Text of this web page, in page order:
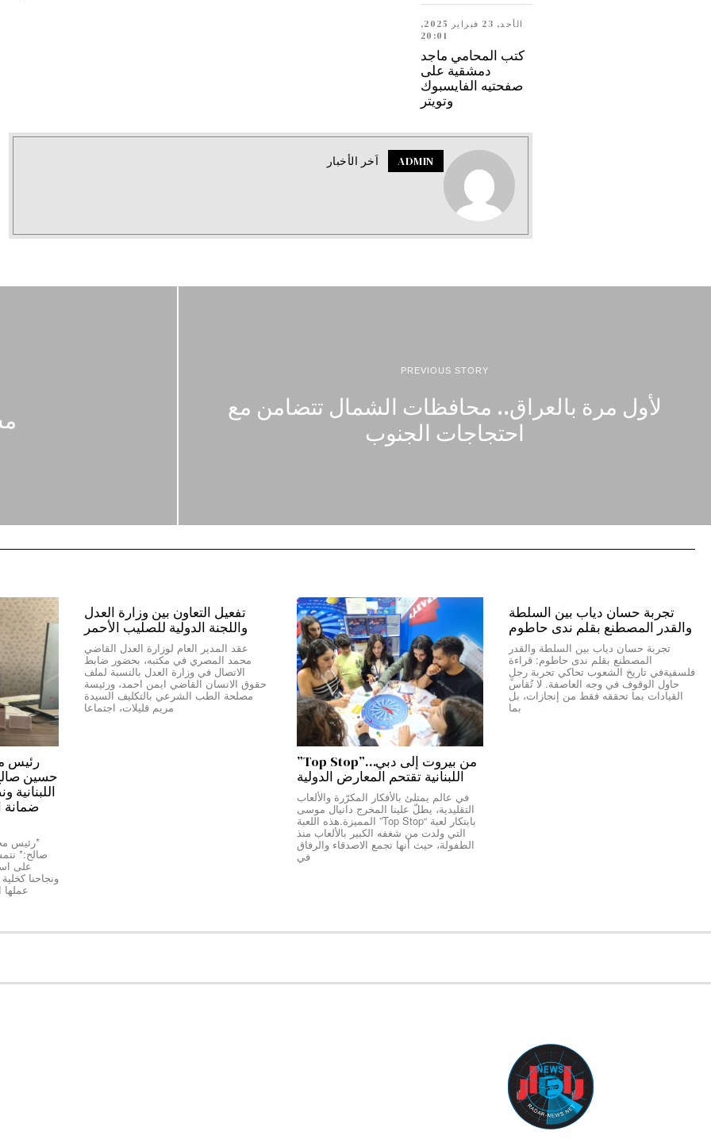
الأحد, 23 فبراير 2025,
20:01
كتب المحامي ماجد
دمشقية على
صفحتيه الفايسبوك
وتويتر
ADMIN اَخر الأخبار
PREVIOUS STORY
لأول مرة بالعراق.. محافظات الشمال تتضامن مع
احتجاجات الجنوب
تجربة حسان دياب بين السلطة
والقدر المصطنع بقلم ندى حاطوم
تجربة حسان دياب بين السلطة والقدر
المصطنع بقلم ندى حاطوم: قراءة
فلسفيةفي تاريخ الشعوب تحاكي تجربة رجلٍ
حاول الوقوف في وجه العاصفة. لا تُقاس
القيادات بما تحققه فقط من إنجازات، بل
بما
من بيروت إلى دبي…”Top Stop”
اللبنانية تقتحم المعارض الدولية
في عالم يمتلئ بالأفكار المكرّرة والألعاب
التقليدية، يطلّ علينا المخرج دانيال موسى
بابتكار لعبة “Top Stop” المميزة.هذه اللعبة
التي ولدت من شغفه الكبير بالألعاب منذ
الطفولة، حيث أنها تجمع الاصدقاء والرفاق
في
تفعيل التعاون بين وزارة العدل
واللجنة الدولية للصليب الأحمر
عقد المدير العام لوزارة العدل القاضي
محمد المصري في مكتبه، بحضور ضابط
الاتصال في وزارة العدل بالنسبة لملف
حقوق الانسان القاضي ايمن احمد، ورئيسة
مصلحة الطب الشرعي بالتكليف السيدة
مريم قليلات، اجتماعا
حسين
ضمانة
صالح:*
على